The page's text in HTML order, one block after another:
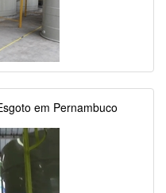
em Pernambuco